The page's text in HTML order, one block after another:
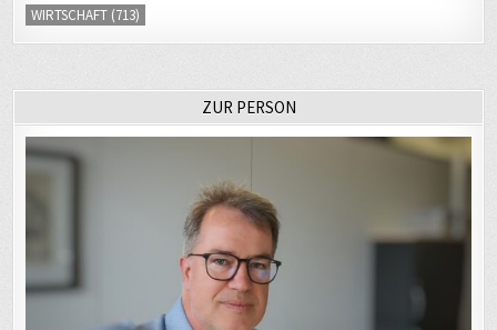
WIRTSCHAFT (713)
ZUR PERSON